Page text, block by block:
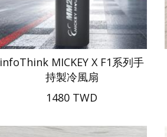
infoThink MICKEY X F1系列手
持製冷風扇
1480 TWD